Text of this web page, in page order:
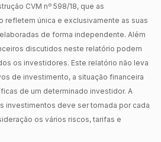
CVM nº 598/18, que as
refletem única e exclusivamente as suas
de forma independente. Além
discutidos neste relatório podem
os investidores. Este relatório não leva
de investimento, a situação financeira
de um determinado investidor. A
investimentos deve ser tomada por cada
os vários riscos, tarifas e